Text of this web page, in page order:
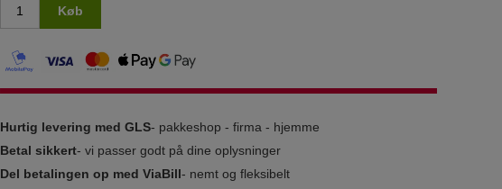
Køb
Hurtig levering med GLS- pakkeshop - firma - hjemme
Betal sikkert- vi passer godt på dine oplysninger
Del betalingen op med ViaBill- nemt og fleksibelt